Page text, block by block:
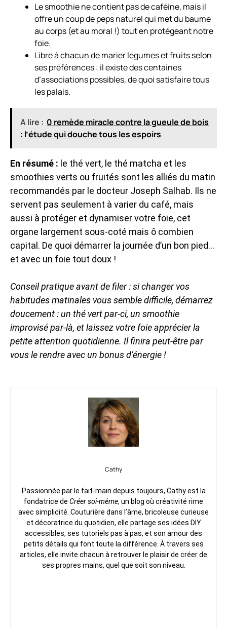
Le smoothie ne contient pas de caféine, mais il
offre un coup de peps naturel qui met du baume
au corps (et au moral !) tout en protégeant notre
foie.
Libre à chacun de marier légumes et fruits selon
ses préférences : il existe des centaines
d’associations possibles, de quoi satisfaire tous
les palais.
A lire : 0 remède miracle contre la gueule de bois
: l’étude qui douche tous les espoirs
En résumé : le thé vert, le thé matcha et les
smoothies verts ou fruités sont les alliés du matin
recommandés par le docteur Joseph Salhab. Ils ne
servent pas seulement à varier du café, mais
aussi à protéger et dynamiser votre foie, cet
organe largement sous-coté mais ô combien
capital. De quoi démarrer la journée d’un bon pied…
et avec un foie tout doux !
Conseil pratique avant de filer : si changer vos
habitudes matinales vous semble difficile, démarrez
doucement : un thé vert par-ci, un smoothie
improvisé par-là, et laissez votre foie apprécier la
petite attention quotidienne. Il finira peut-être par
vous le rendre avec un bonus d’énergie !
Cathy
Passionnée par le fait-main depuis toujours, Cathy est la
fondatrice de Créer soi-même, un blog où créativité rime
avec simplicité. Couturière dans l’âme, bricoleuse curieuse
et décoratrice du quotidien, elle partage ses idées DIY
accessibles, ses tutoriels pas à pas, et son amour des
petits détails qui font toute la différence. À travers ses
articles, elle invite chacun à retrouver le plaisir de créer de
ses propres mains, quel que soit son niveau.